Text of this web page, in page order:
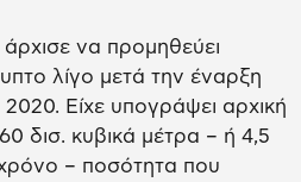
να προμηθεύει
λίγο μετά την έναρξη
Είχε υπογράψει αρχική
δισ. κυβικά μέτρα – ή 4,5
– ποσότητα που